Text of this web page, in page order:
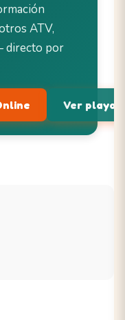
ATV,
directo por
Ver playas